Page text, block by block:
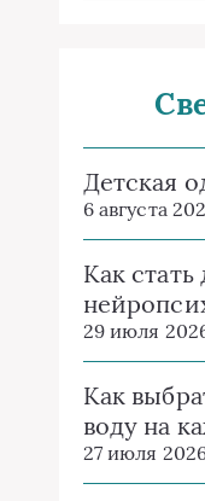
Детская
6 августа
Как
29 июля
Как
воду на
27 июля